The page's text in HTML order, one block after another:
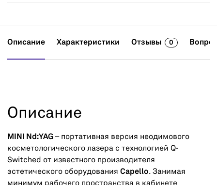
Описание Характеристики Отзывы 0
Описание
MINI Nd:YAG – портативная версия неодимового
косметологического лазера с технологией Q-
Switched от известного производителя
эстетического оборудования Capello. Занимая